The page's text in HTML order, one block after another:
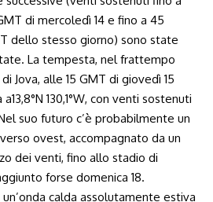
di mercoledì 14 e fino a 45
dello stesso giorno) sono state
La tempesta, nel frattempo
Jova, alle 15 GMT di giovedì 15
130,1°W, con venti sostenuti
suo futuro c’è probabilmente un
ovest, accompagnato da un
dei venti, fino allo stadio di
forse domenica 18.
calda assolutamente estiva